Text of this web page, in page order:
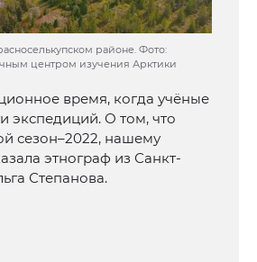
районе. Фото:
центром изучения Арктики
время, когда учёные
экспедиций. О том, что
сезон–2022, нашему
этнограф из Санкт-
Степанова.